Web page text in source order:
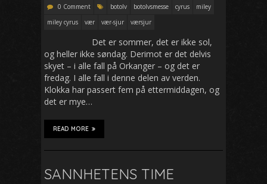
0 Comment
botolv botolvsmesse cyrus
miley
miley cyrus
vær vær-sjur værsjur
Det er sommer, det er ikke sol,
og heller ikke søndag. Derimot er det delvis
skyet – i alle fall på Orkanger – og det er
fredag. I alle fall i denne delen av verden.
Klokka har passert fem på ettermiddagen, og
det er mye…
READ MORE
SANNHETENS TIME